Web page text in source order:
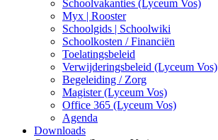
Schoolvakanties (Lyceum Vos)
Myx | Rooster
Schoolgids | Schoolwiki
Schoolkosten / Financiën
Toelatingsbeleid
Verwijderingsbeleid (Lyceum Vos)
Begeleiding / Zorg
Magister (Lyceum Vos)
Office 365 (Lyceum Vos)
Agenda
Downloads